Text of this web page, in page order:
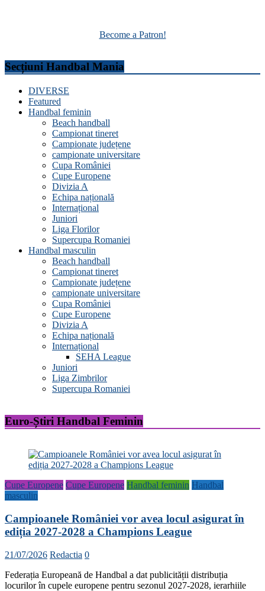
Become a Patron!
Secțiuni Handbal Mania
DIVERSE
Featured
Handbal feminin
Beach handball
Campionat tineret
Campionate județene
campionate universitare
Cupa României
Cupe Europene
Divizia A
Echipa națională
Internațional
Juniori
Liga Florilor
Supercupa Romaniei
Handbal masculin
Beach handball
Campionat tineret
Campionate județene
campionate universitare
Cupa României
Cupe Europene
Divizia A
Echipa națională
Internațional
SEHA League
Juniori
Liga Zimbrilor
Supercupa Romaniei
Euro-Știri Handbal Feminin
Cupe Europene Cupe Europene Handbal feminin Handbal
masculin
Campioanele României vor avea locul asigurat în
ediția 2027-2028 a Champions League
21/07/2026 Redactia 0
Federația Europeană de Handbal a dat publicității distribuția
locurilor în cupele europene pentru sezonul 2027-2028, ierarhiile